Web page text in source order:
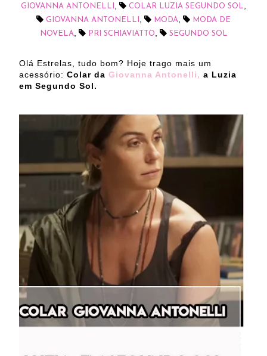
GIOVANNA ANTONELLI , COLAR LUZIA SEGUNDO SOL,
GIOVANNA ANTONELLI , MODA,
MODA DE
NOVELA, PRI SCHIAVIATTO, SEGUNDO SOL
Olá Estrelas, tudo bom? Hoje trago mais um
acessório: Colar da Giovanna Antonelli, a Luzia
em Segundo Sol.